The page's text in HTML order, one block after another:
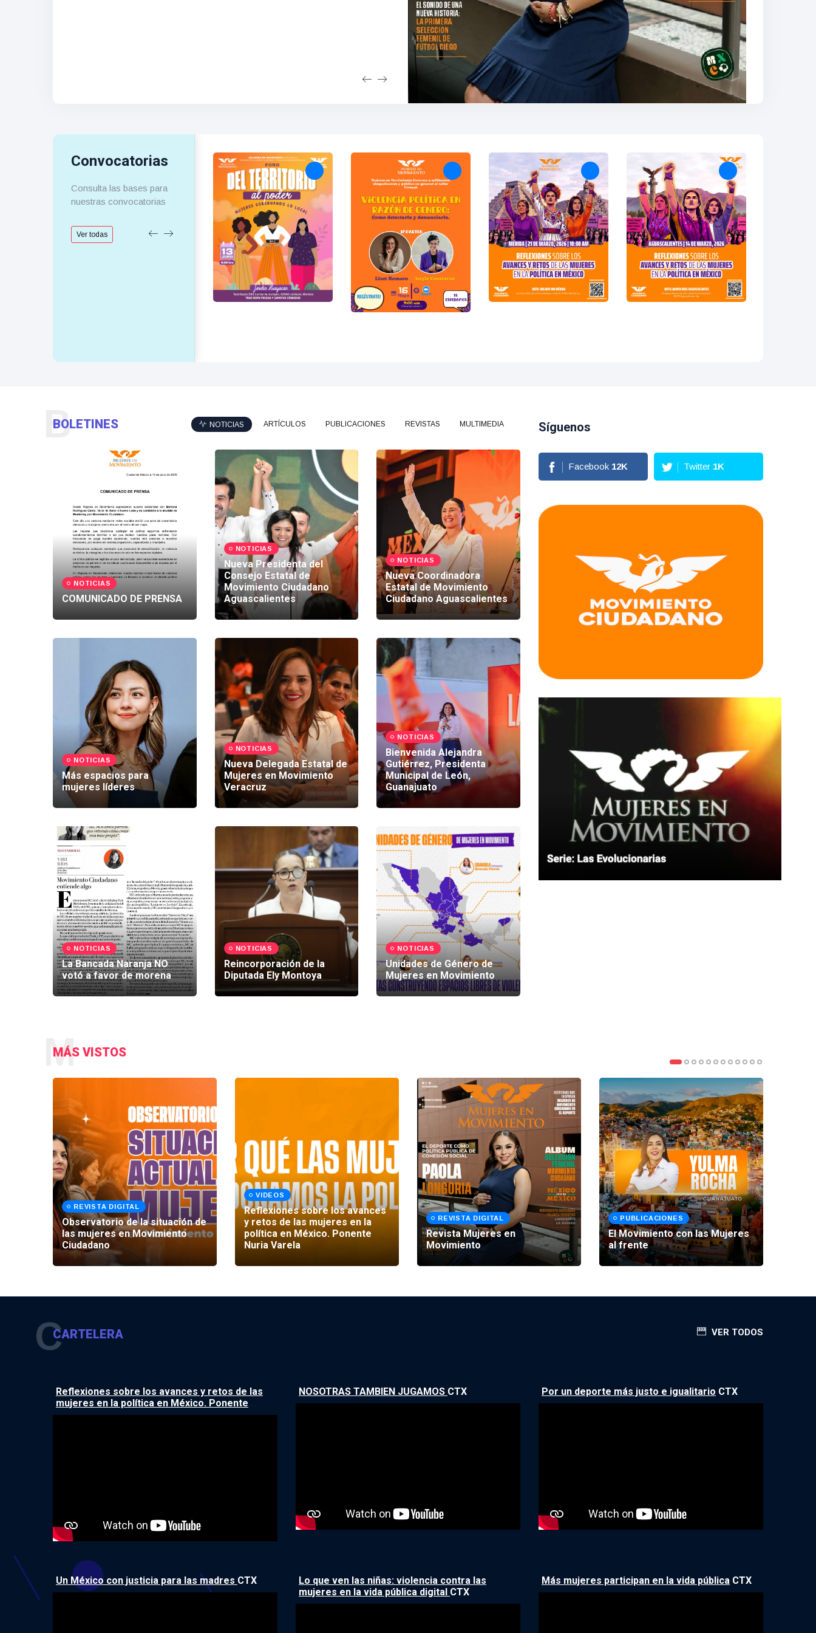
Convocatorias
Consulta las bases para
nuestras convocatorias
Ver todas
BOLETINES
B NOTICIAS ARTÍCULOS PUBLICACIONES REVISTAS MULTIMEDIA
NOTICIAS
COMUNICADO DE PRENSA
NOTICIAS
Nueva Presidenta del
Consejo Estatal de
Movimiento Ciudadano
Aguascalientes
NOTICIAS
Nueva Coordinadora
Estatal de Movimiento
Ciudadano Aguascalientes
NOTICIAS
Más espacios para
mujeres líderes
NOTICIAS
Nueva Delegada Estatal de
Mujeres en Movimiento
Veracruz
NOTICIAS
Bienvenida Alejandra
Gutiérrez, Presidenta
Municipal de León,
Guanajuato
NOTICIAS
La Bancada Naranja NO
votó a favor de morena
NOTICIAS
Reincorporación de la
Diputada Ely Montoya
NOTICIAS
Unidades de Género de
Mujeres en Movimiento
Síguenos
Facebook 13K Twitter 2K
MÁS VISTOS
M
REVISTA DIGITAL
Observatorio de la situación de
las mujeres en Movimiento
Ciudadano
VIDEOS
Reflexiones sobre los avances
y retos de las mujeres en la
política en México. Ponente
Nuria Varela
REVISTA DIGITAL
Revista Mujeres en
Movimiento
PUBLICACIONES
El Movimiento con las Mujeres
al frente
CARTELERA
C VER TODOS
Reflexiones sobre los avances y retos de las
mujeres en la política en México. Ponente
Nuria VarelaCTX
NOSOTRAS TAMBIEN JUGAMOS CTX Por un deporte más justo e igualitario CTX
Un México con justicia para las madres CTX
Lo que ven las niñas: violencia contra las
mujeres en la vida pública digital CTX
Más mujeres participan en la vida pública CTX